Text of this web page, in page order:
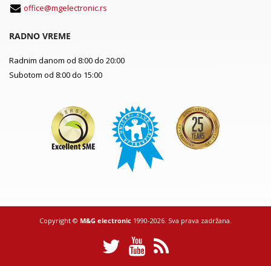
office@mgelectronic.rs
RADNO VREME
Radnim danom od 8:00 do 20:00
Subotom od 8:00 do 15:00
Copyright © M&G electronic 1990-2026. Sva prava zadržana.